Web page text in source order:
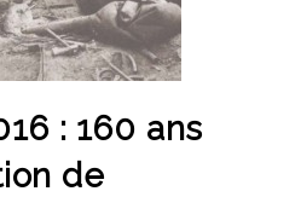
: 160 ans
de